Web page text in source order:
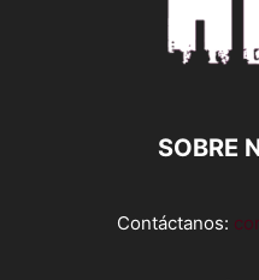
SOBRE
Contáctanos: